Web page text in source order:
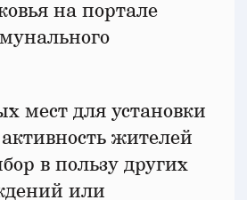
на портале
мест для установки
жителей
в пользу других
или